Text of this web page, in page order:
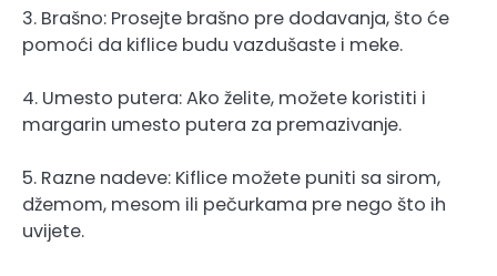
3. Brašno: Prosejte brašno pre dodavanja, što će
pomoći da kiflice budu vazdušaste i meke.
4. Umesto putera: Ako želite, možete koristiti i
margarin umesto putera za premazivanje.
5. Razne nadeve: Kiflice možete puniti sa sirom,
džemom, mesom ili pečurkama pre nego što ih
uvijete.